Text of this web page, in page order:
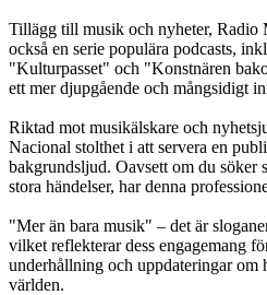
Tillägg till musik och nyheter, Radio
också en serie populära podcasts,
"Kulturpasset" och "Konstnären
ett mer djupgående och mångsidigt
Riktad mot musikälskare och
Nacional stolthet i att servera en
bakgrundsljud. Oavsett om du söker
stora händelser, har denna
"Mer än bara musik" – det är
vilket reflekterar dess engagemang
underhållning och uppdateringar om
världen.